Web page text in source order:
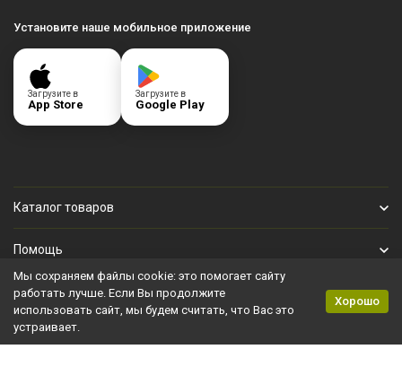
Установите наше мобильное приложение
Загрузите в
App Store
Загрузите в
Google Play
Каталог товаров
Помощь
Личный кабинет
Политика персональных данных
Мы сохраняем файлы cookie: это помогает сайту
работать лучше. Если Вы продолжите
использовать сайт, мы будем считать, что Вас это
устраивает.
Хорошо